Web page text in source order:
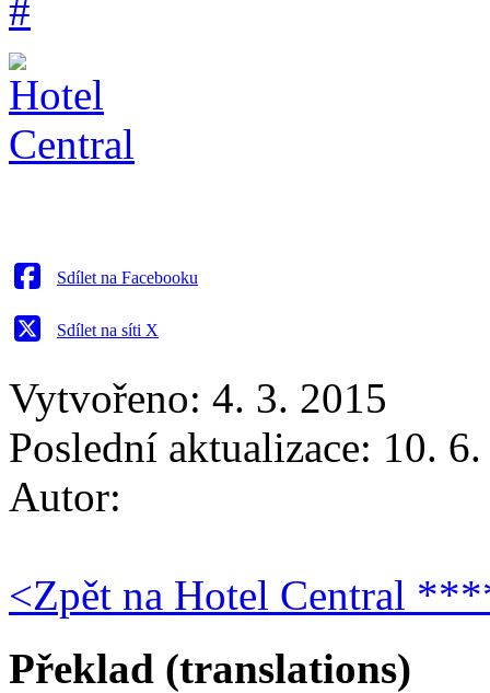
Sdílet na Facebooku
Sdílet na síti X
Vytvořeno: 4. 3. 2015
Poslední aktualizace: 10.
Autor:
<Zpět na Hotel Central
Překlad (translations)